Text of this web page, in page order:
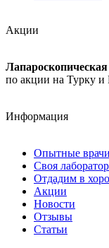
Акции
по акции на Турку и
Информация
Опытные врачи
Своя
Отдадим в
Акции
Новости
Отзывы
Статьи